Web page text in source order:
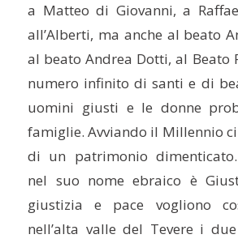
a Matteo di Giovanni, a
all’Alberti, ma anche al beato
al beato Andrea Dotti, al Beato
numero infinito di santi e di
uomini giusti e le donne
famiglie. Avviando il Millennio
di un patrimonio dimenticato.
nel suo nome ebraico è
giustizia e pace vogliono
nell’alta valle del Tevere i